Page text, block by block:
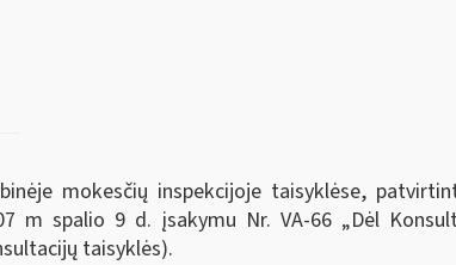
mokesčių inspekcijoje taisyklėse,
m spalio 9 d. įsakymu Nr. VA-66 „Dėl
taisyklės).